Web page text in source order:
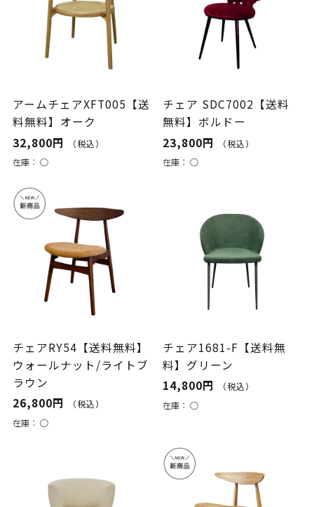
アームチェアXFT005【送
料無料】オーク
32,800円
（税込）
在庫： ○
チェア SDC7002【送料
無料】ボルドー
23,800円
（税込）
在庫：○
チェアRY54【送料無料】
ウォールナット/ライトブ
ラウン
26,800円
（税込）
在庫： ○
チェア1681-F【送料無
料】グリーン
14,800円
（税込）
在庫：○